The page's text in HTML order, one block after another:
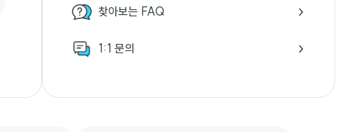
찾아보는 FAQ
1:1 문의